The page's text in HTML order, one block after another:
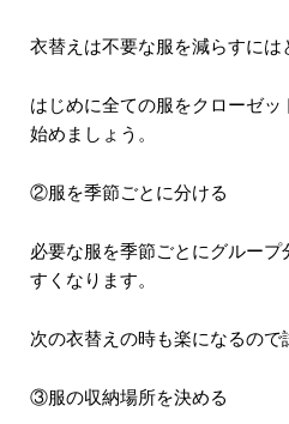
衣替えは不要な服を減らすには
はじめに全ての服をクローゼ
始めましょう。
②服を季節ごとに分ける
必要な服を季節ごとにグルー
すくなります。
次の衣替えの時も楽になるので
③服の収納場所を決める